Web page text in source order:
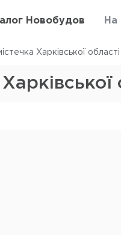
Новобудов На
Харківської області